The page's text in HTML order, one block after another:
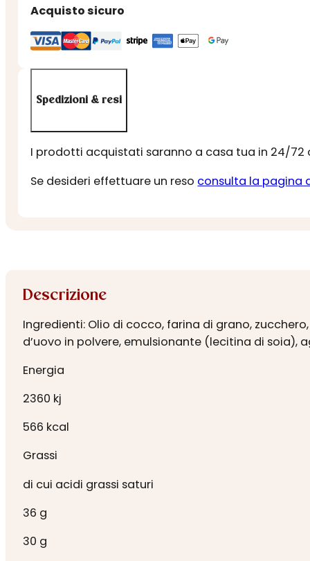
Acquisto sicuro
Spedizioni & resi
I prodotti acquistati saranno a casa tua in 24/72
Se desideri effettuare un reso consulta la pagina
Descrizione
Ingredienti: Olio di cocco, farina di grano,
d’uovo in polvere, emulsionante (lecitina di
Energia
2360 kj
566 kcal
Grassi
di cui acidi grassi saturi
36 g
30 g